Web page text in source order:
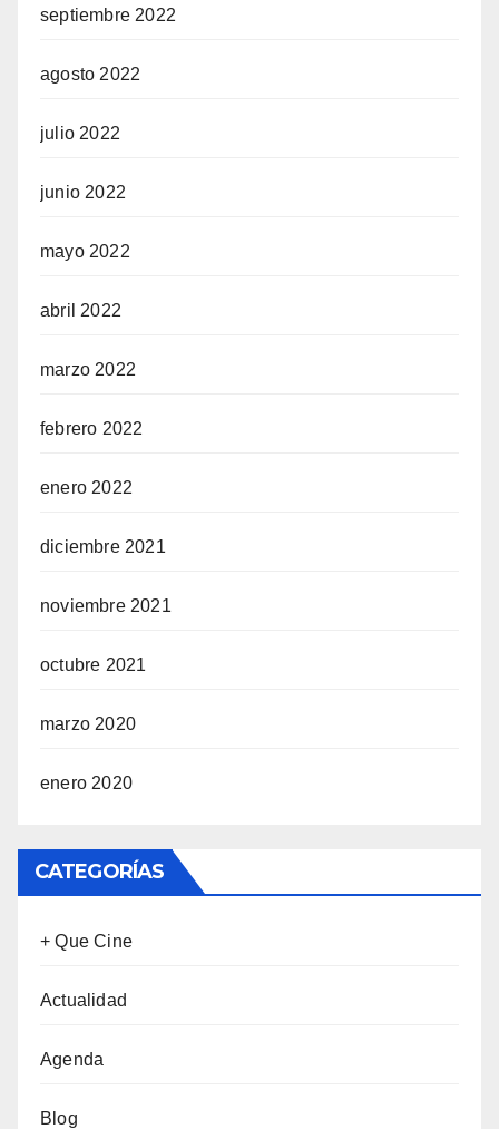
septiembre 2022
agosto 2022
julio 2022
junio 2022
mayo 2022
abril 2022
marzo 2022
febrero 2022
enero 2022
diciembre 2021
noviembre 2021
octubre 2021
marzo 2020
enero 2020
CATEGORÍAS
+ Que Cine
Actualidad
Agenda
Blog